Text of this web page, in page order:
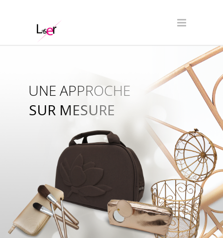
SUR MESURE
UNE APPROCHE